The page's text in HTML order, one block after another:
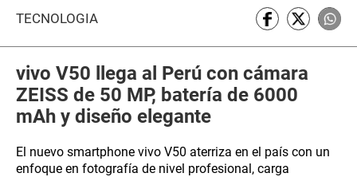
TECNOLOGÍA
vivo V50 llega al Perú con cámara
ZEISS de 50 MP, batería de 6000
mAh y diseño elegante
El nuevo smartphone vivo V50 aterriza en el país con un
enfoque en fotografía de nivel profesional, carga